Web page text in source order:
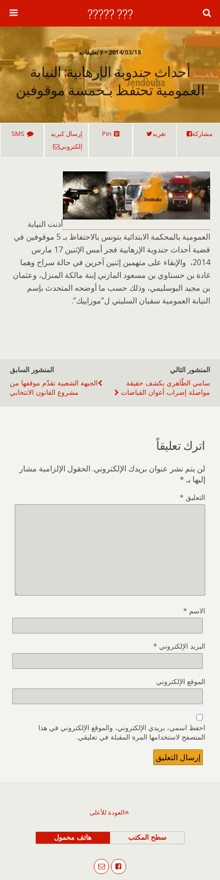
??? ?????
2014/03/18 • لا تعليقات
أحداث جندوبة الإرهابية: النيابة
العمومية تحتفظ بـخمسة موقوفين
مشاركة تغريد Pin
إرسال كبريد
إلكتروني
SMS
أذنت النيابة
العمومية بالمحكمة الابتدائية بتونس بالاحتفاظ بـ 5 موقوفين في
قضية أحداث جندوبة الإرهابية فجر أمس الإثنين 17 مارس
2014، والإبقاء على متهمين إثنين آخرين في حالة سراح وهما
غادة بن حسناوي بن مسعود المازني إبنة مالكة المنزل، وعثمان
بن مجيد البوسليمي، وذلك حسب ما أوضحه المتحدث بإسم
النيابة العمومية سفيان السليتي ل”موزاييك”.
المنشور السابق
الجبهة الشعبية تقدّم موقفها من
مشروع القانون الانتخابي
المنشور التالي
سامي الطّاهري يكشف حقيقة
مواصلة إضراب أعوان القباضات
اترك تعليقاً
لن يتم نشر عنوان بريدك الإلكتروني. الحقول الإلزامية مشار
إليها بـ*
التعليق *
الاسم *
البريد الإلكتروني *
الموقع الإلكتروني
احفظ اسمي، بريدي الإلكتروني، والموقع الإلكتروني في هذا
المتصفح لاستخدامها المرة المقبلة في تعليقي.
العودة للأعلى
هاتف محمول سطح المكتب